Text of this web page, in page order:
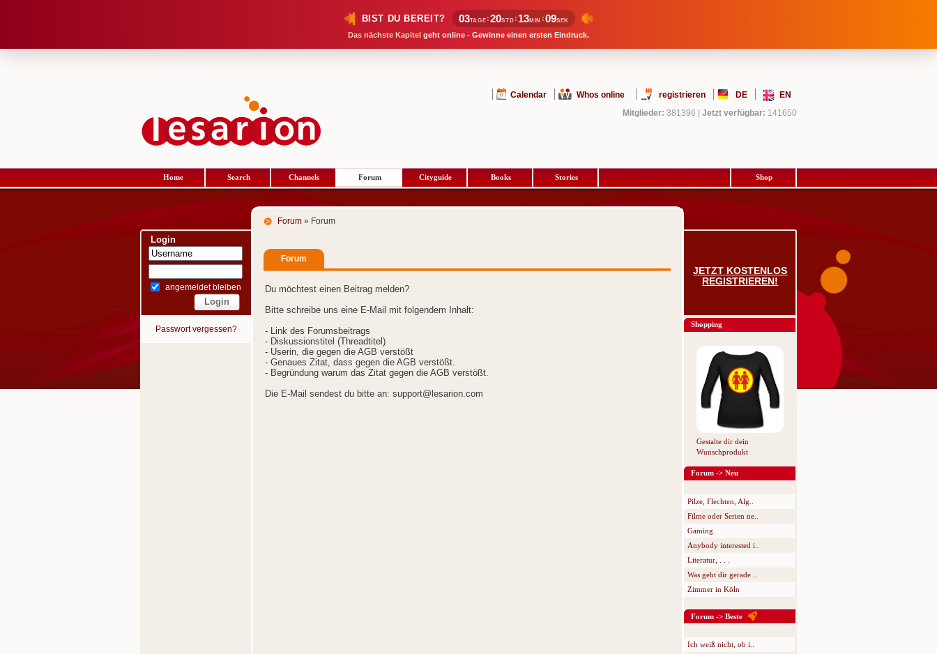
BIST DU BEREIT? 03TAGE :20STD : 13MIN :09SEK
Das nächste Kapitel geht online - Gewinne einen ersten Eindruck.
Calendar Whos online registrieren DE
EN
Mitglieder: 381396 Jetzt verfügbar: 141650
Home Search Channels Forum Cityguide Books Stories Shop
Login
angemeldet bleiben
Passwort vergessen?
Forum » Forum
Forum
Du möchtest einen Beitrag melden?
Bitte schreibe uns eine E-Mail mit folgendem Inhalt:
- Link des Forumsbeitrags
- Diskussionstitel (Threadtitel)
- Userin, die gegen die AGB verstößt
- Genaues Zitat, dass gegen die AGB verstößt.
- Begründung warum das Zitat gegen die AGB verstößt.
Die E-Mail sendest du bitte an: support@lesarion.com
JETZT KOSTENLOS
REGISTRIEREN!
Shopping
Gestalte dir dein
Wunschprodukt
Forum -> Neu
Pilze, Flechten, Alg..
Filme oder Serien ne..
Gaming
Anybody interested i..
Literatur, . . .
Was geht dir gerade ..
Zimmer in Köln
Forum -> Beste
Ich weiß nicht, ob i..